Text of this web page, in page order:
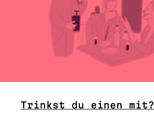
Trinkst du einen mit?